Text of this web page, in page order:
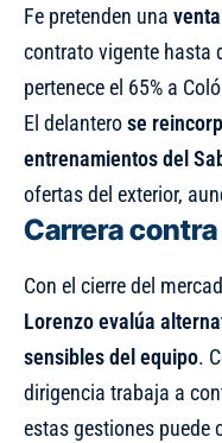
Fe pretenden una
contrato vigente hasta
pertenece el 65% a
El delanterose
entrenamientos del
ofertas del exterior,
Carrera
Con el cierre del
Lorenzo evalúa
sensibles del equipo.
dirigencia trabaja a
estas gestiones puede